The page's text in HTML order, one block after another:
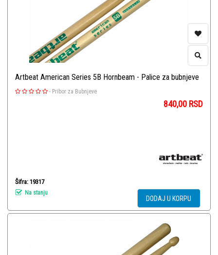
Artbeat American Series 5B Hornbeam - Palice za bubnjeve
- Pribor za Bubnjeve
840,00 RSD
Šifra: 19317
Na stanju
DODAJ U KORPU